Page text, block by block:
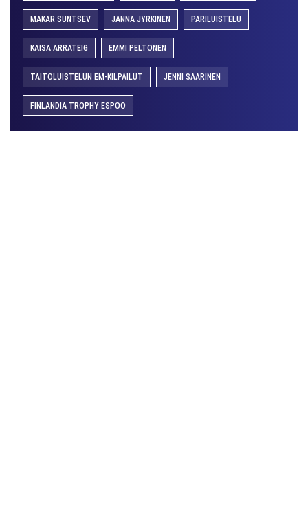
MAKAR SUNTSEV JANNA JYRKINEN PARILUISTELU
KAISA ARRATEIG EMMI PELTONEN
TAITOLUISTELUN EM-KILPAILUT JENNI SAARINEN
FINLANDIA TROPHY ESPOO